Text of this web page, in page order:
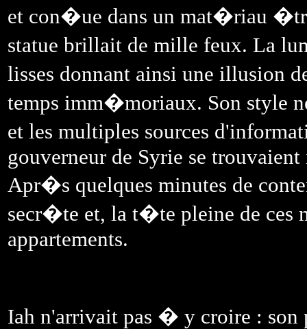
et con�ue dans un mat�riau
statue brillait de mille feux. La
lisses donnant ainsi une
temps imm�moriaux. Son style
et les multiples sources
gouverneur de Syrie se
Apr�s quelques minutes de
secr�te et, la t�te pleine de ces
appartements.
Iah n'arrivait pas � y croire :